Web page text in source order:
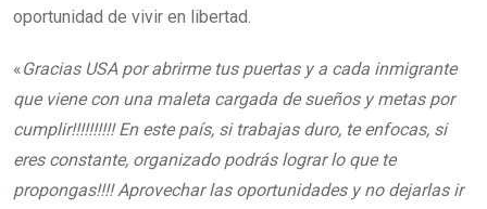
oportunidad de vivir en libertad.
«Gracias USA por abrirme tus puertas y a cada inmigrante
que viene con una maleta cargada de sueños y metas por
cumplir!!!!!!!!!! En este país, si trabajas duro, te enfocas, si
eres constante, organizado podrás lograr lo que te
propongas!!!! Aprovechar las oportunidades y no dejarlas ir